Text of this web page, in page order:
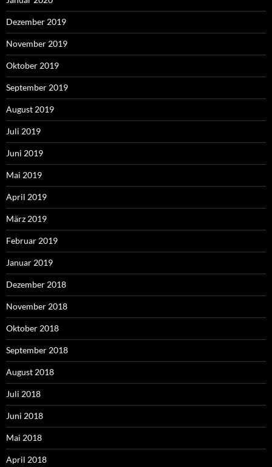
Dezember 2019
November 2019
Oktober 2019
September 2019
August 2019
Juli 2019
Juni 2019
Mai 2019
April 2019
März 2019
Februar 2019
Januar 2019
Dezember 2018
November 2018
Oktober 2018
September 2018
August 2018
Juli 2018
Juni 2018
Mai 2018
April 2018